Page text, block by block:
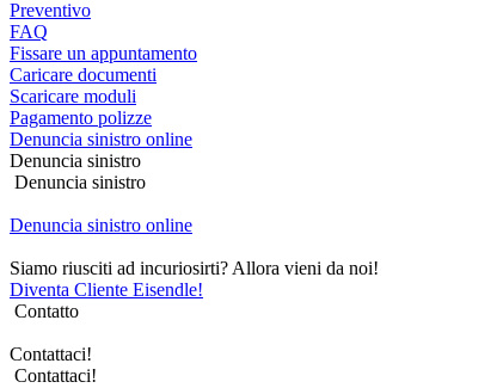
Preventivo
FAQ
Fissare un appuntamento
Caricare documenti
Scaricare moduli
Pagamento polizze
Denuncia sinistro online
Denuncia sinistro
Denuncia sinistro
Denuncia sinistro online
Siamo riusciti ad incuriosirti? Allora vieni da noi!
Diventa Cliente Eisendle!
Contatto
Contattaci!
Contattaci!